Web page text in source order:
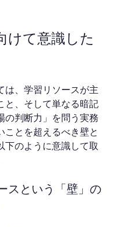
けて意識した
は、学習リソースが主
と、そして単なる暗記
の判断力」を問う実務
ことを超えるべき壁と
下のように意識して取
スという「壁」の